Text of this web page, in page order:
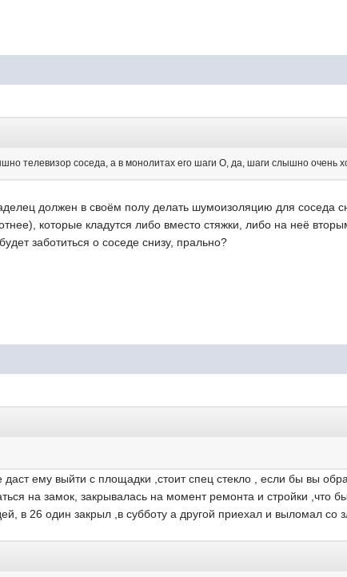
телевизор соседа, а в монолитах его шаги О, да, шаги слышно очень
должен в своём полу делать шумоизоляцию для соседа
которые кладутся либо вместо стяжки, либо на неё
заботиться о соседе снизу, прально?
ему выйти с площадки ,стоит спец стекло , если бы вы
на замок, закрывалась на момент ремонта и стройки ,что
в 26 один закрыл ,в субботу а другой приехал и выломал со